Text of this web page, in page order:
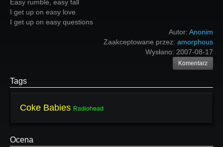
Forum
Więcej
Easy rumble, easy fall
I get up on easy love
I get up on easy questions
Autor: Anonim
Zaakceptowane przez: amorphous
Wysłano: 2007-08-17
Komentarz
Tags
Coke Babies Radiohead
Ocena